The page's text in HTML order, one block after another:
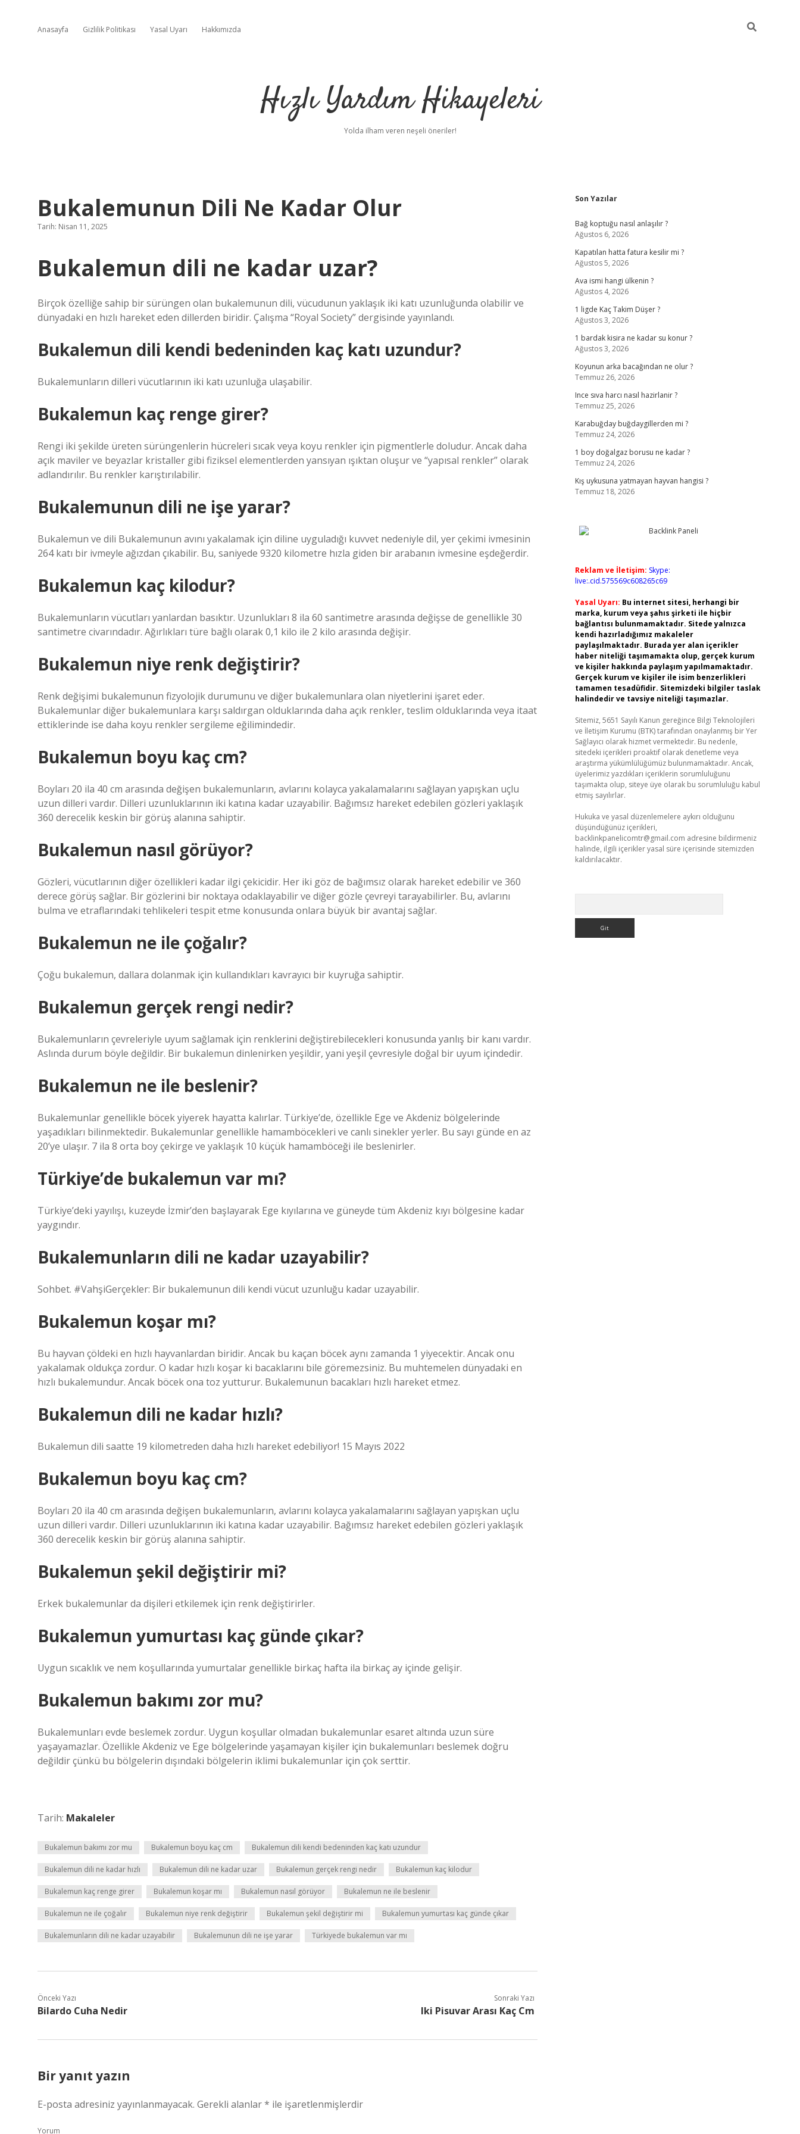
Anasayfa Gizlilik Politikası Yasal Uyarı Hakkımızda
Hızlı Yardım Hikayeleri
Yolda ilham veren neşeli öneriler!
Bukalemunun Dili Ne Kadar Olur
Tarih: Nisan 11, 2025
Bukalemun dili ne kadar uzar?
Birçok özelliğe sahip bir sürüngen olan bukalemunun dili, vücudunun yaklaşık iki katı uzunluğunda olabilir ve
dünyadaki en hızlı hareket eden dillerden biridir. Çalışma “Royal Society” dergisinde yayınlandı.
Bukalemun dili kendi bedeninden kaç katı uzundur?
Bukalemunların dilleri vücutlarının iki katı uzunluğa ulaşabilir.
Bukalemun kaç renge girer?
Rengi iki şekilde üreten sürüngenlerin hücreleri sıcak veya koyu renkler için pigmentlerle doludur. Ancak daha
açık maviler ve beyazlar kristaller gibi fiziksel elementlerden yansıyan ışıktan oluşur ve “yapısal renkler” olarak
adlandırılır. Bu renkler karıştırılabilir.
Bukalemunun dili ne işe yarar?
Bukalemun ve dili Bukalemunun avını yakalamak için diline uyguladığı kuvvet nedeniyle dil, yer çekimi ivmesinin
264 katı bir ivmeyle ağızdan çıkabilir. Bu, saniyede 9320 kilometre hızla giden bir arabanın ivmesine eşdeğerdir.
Bukalemun kaç kilodur?
Bukalemunların vücutları yanlardan basıktır. Uzunlukları 8 ila 60 santimetre arasında değişse de genellikle 30
santimetre civarındadır. Ağırlıkları türe bağlı olarak 0,1 kilo ile 2 kilo arasında değişir.
Bukalemun niye renk değiştirir?
Renk değişimi bukalemunun fizyolojik durumunu ve diğer bukalemunlara olan niyetlerini işaret eder.
Bukalemunlar diğer bukalemunlara karşı saldırgan olduklarında daha açık renkler, teslim olduklarında veya itaat
ettiklerinde ise daha koyu renkler sergileme eğilimindedir.
Bukalemun boyu kaç cm?
Boyları 20 ila 40 cm arasında değişen bukalemunların, avlarını kolayca yakalamalarını sağlayan yapışkan uçlu
uzun dilleri vardır. Dilleri uzunluklarının iki katına kadar uzayabilir. Bağımsız hareket edebilen gözleri yaklaşık
360 derecelik keskin bir görüş alanına sahiptir.
Bukalemun nasıl görüyor?
Gözleri, vücutlarının diğer özellikleri kadar ilgi çekicidir. Her iki göz de bağımsız olarak hareket edebilir ve 360 ​​
derece görüş sağlar. Bir gözlerini bir noktaya odaklayabilir ve diğer gözle çevreyi tarayabilirler. Bu, avlarını
bulma ve etraflarındaki tehlikeleri tespit etme konusunda onlara büyük bir avantaj sağlar.
Bukalemun ne ile çoğalır?
Çoğu bukalemun, dallara dolanmak için kullandıkları kavrayıcı bir kuyruğa sahiptir.
Bukalemun gerçek rengi nedir?
Bukalemunların çevreleriyle uyum sağlamak için renklerini değiştirebilecekleri konusunda yanlış bir kanı vardır.
Aslında durum böyle değildir. Bir bukalemun dinlenirken yeşildir, yani yeşil çevresiyle doğal bir uyum içindedir.
Bukalemun ne ile beslenir?
Bukalemunlar genellikle böcek yiyerek hayatta kalırlar. Türkiye’de, özellikle Ege ve Akdeniz bölgelerinde
yaşadıkları bilinmektedir. Bukalemunlar genellikle hamamböcekleri ve canlı sinekler yerler. Bu sayı günde en az
20’ye ulaşır. 7 ila 8 orta boy çekirge ve yaklaşık 10 küçük hamamböceği ile beslenirler.
Türkiye’de bukalemun var mı?
Türkiye’deki yayılışı, kuzeyde İzmir’den başlayarak Ege kıyılarına ve güneyde tüm Akdeniz kıyı bölgesine kadar
yaygındır.
Bukalemunların dili ne kadar uzayabilir?
Sohbet. #VahşiGerçekler: Bir bukalemunun dili kendi vücut uzunluğu kadar uzayabilir.
Bukalemun koşar mı?
Bu hayvan çöldeki en hızlı hayvanlardan biridir. Ancak bu kaçan böcek aynı zamanda 1 yiyecektir. Ancak onu
yakalamak oldukça zordur. O kadar hızlı koşar ki bacaklarını bile göremezsiniz. Bu muhtemelen dünyadaki en
hızlı bukalemundur. Ancak böcek ona toz yutturur. Bukalemunun bacakları hızlı hareket etmez.
Bukalemun dili ne kadar hızlı?
Bukalemun dili saatte 19 kilometreden daha hızlı hareket edebiliyor! 15 Mayıs 2022
Bukalemun boyu kaç cm?
Boyları 20 ila 40 cm arasında değişen bukalemunların, avlarını kolayca yakalamalarını sağlayan yapışkan uçlu
uzun dilleri vardır. Dilleri uzunluklarının iki katına kadar uzayabilir. Bağımsız hareket edebilen gözleri yaklaşık
360 derecelik keskin bir görüş alanına sahiptir.
Bukalemun şekil değiştirir mi?
Erkek bukalemunlar da dişileri etkilemek için renk değiştirirler.
Bukalemun yumurtası kaç günde çıkar?
Uygun sıcaklık ve nem koşullarında yumurtalar genellikle birkaç hafta ila birkaç ay içinde gelişir.
Bukalemun bakımı zor mu?
Bukalemunları evde beslemek zordur. Uygun koşullar olmadan bukalemunlar esaret altında uzun süre
yaşayamazlar. Özellikle Akdeniz ve Ege bölgelerinde yaşamayan kişiler için bukalemunları beslemek doğru
değildir çünkü bu bölgelerin dışındaki bölgelerin iklimi bukalemunlar için çok serttir.
Tarih: Makaleler
Bukalemun bakımı zor mu Bukalemun boyu kaç cm Bukalemun dili kendi bedeninden kaç katı uzundur
Bukalemun dili ne kadar hızlı Bukalemun dili ne kadar uzar Bukalemun gerçek rengi nedir Bukalemun kaç kilodur
Bukalemun kaç renge girer Bukalemun koşar mı Bukalemun nasıl görüyor Bukalemun ne ile beslenir
Bukalemun ne ile çoğalır Bukalemun niye renk değiştirir Bukalemun şekil değiştirir mi Bukalemun yumurtası kaç günde çıkar
Bukalemunların dili ne kadar uzayabilir Bukalemunun dili ne işe yarar Türkiyede bukalemun var mı
Önceki Yazı
Bilardo Cuha Nedir
Sonraki Yazı
Iki Pisuvar Arası Kaç Cm
Bir yanıt yazın
E-posta adresiniz yayınlanmayacak. Gerekli alanlar* ile işaretlenmişlerdir
Yorum
Sidebar
Son Yazılar
Bağ koptuğu nasıl anlaşılır ?
Ağustos 6, 2026
Kapatılan hatta fatura kesilir mi ?
Ağustos 5, 2026
Ava ismi hangi ülkenin ?
Ağustos 4, 2026
1 ligde Kaç Takim Düşer ?
Ağustos 3, 2026
1 bardak kisira ne kadar su konur ?
Ağustos 3, 2026
Koyunun arka bacağından ne olur ?
Temmuz 26, 2026
Ince sıva harcı nasıl hazirlanir ?
Temmuz 25, 2026
Karabuğday buğdaygillerden mi ?
Temmuz 24, 2026
1 boy doğalgaz borusu ne kadar ?
Temmuz 24, 2026
Kış uykusuna yatmayan hayvan hangisi ?
Temmuz 18, 2026
Reklam ve İletişim: Skype:
live:.cid.575569c608265c69
Yasal Uyarı: Bu internet sitesi, herhangi bir
marka, kurum veya şahıs şirketi ile hiçbir
bağlantısı bulunmamaktadır. Sitede yalnızca
kendi hazırladığımız makaleler
paylaşılmaktadır. Burada yer alan içerikler
haber niteliği taşımamakta olup, gerçek kurum
ve kişiler hakkında paylaşım yapılmamaktadır.
Gerçek kurum ve kişiler ile isim benzerlikleri
tamamen tesadüfidir. Sitemizdeki bilgiler taslak
halindedir ve tavsiye niteliği taşımazlar.
Sitemiz, 5651 Sayılı Kanun gereğince Bilgi Teknolojileri
ve İletişim Kurumu (BTK) tarafından onaylanmış bir Yer
Sağlayıcı olarak hizmet vermektedir. Bu nedenle,
sitedeki içerikleri proaktif olarak denetleme veya
araştırma yükümlülüğümüz bulunmamaktadır. Ancak,
üyelerimiz yazdıkları içeriklerin sorumluluğunu
taşımakta olup, siteye üye olarak bu sorumluluğu kabul
etmiş sayılırlar.
Hukuka ve yasal düzenlemelere aykırı olduğunu
düşündüğünüz içerikleri,
backlinkpanelicomtr@gmail.com adresine bildirmeniz
halinde, ilgili içerikler yasal süre içerisinde sitemizden
kaldırılacaktır.